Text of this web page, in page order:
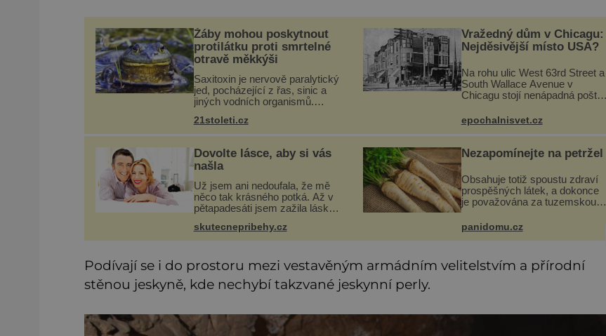
Žáby mohou poskytnout
protilátku proti smrtelné
otravě měkkýši
Saxitoxin je nervově paralytický
jed, pocházející z řas, sinic a
jiných vodních organismů.
lidmi konzumovaných mlžích,
jako jsou ústřice nebo slávky. K
příznakům otravy patří
21stoleti.cz
Vražedný dům v Chicagu:
Nejděsivější místo USA?
Na rohu ulic West 63rd Street a
South Wallace Avenue v
Chicagu stojí nenápadná pošta.
pamětní desku. A přesto prý
místní zaměstnanci neradi
chodí do sklepa. Právě tady t
epochalnisvet.cz
Dovolte lásce, aby si vás
našla
Už jsem ani nedoufala, že mě
něco tak krásného potká. Až v
pětapadesáti jsem zažila lásku
se vdávala, když mi bylo
dvacet. Oba jsme byli mladí a
skutecnepribehy.cz
Nezapomínejte na petržel
Obsahuje totiž spoustu zdraví
prospěšných látek, a dokonce
je považována za tuzemskou
superpotravinu. Zázrak plný
vitaminů V petrželi najdete
vitaminy B1, B2, B3, B6,
panidomu.cz
Podívají se i do prostoru mezi vestavěným armádním velitelstvím a přírodní
stěnou jeskyně, kde nechybí takzvané jeskynní perly.